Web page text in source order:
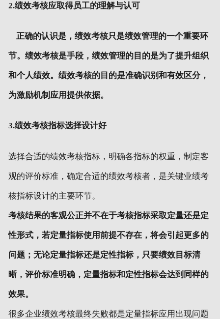
2.绩效考核应取得员工的理解与认可
正确的认识是，绩效考核只是绩效管理的一个重要环
节。绩效考核是手段，绩效管理的目的是为了提升组织
和个人绩效。绩效考核的目的是准确识别和有效区分，
为激励机制应用提供依据。
3.绩效考核指标选择设计好
选择合适的绩效考核指标，明确各指标的权重，制定客
观的评价标准，确定合适的绩效考核者，是关键业绩考
核指标设计的主要环节。
考核结果的客观公正并不在于考核指标采取定量还是定
性形式，若定量指标使用前提不存在，将会引起更多的
问题；无论定量指标还是定性指标，只要绩效目标清
晰，评价标准明确，定量指标和定性指标会达到同样的
效果。
很多企业绩效考核最终失败都是定量指标应用出现问题